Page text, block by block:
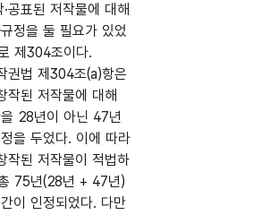
공표된 저작물에 대해
정을 둘 필요가 있었
제304조이다.
권법 제304조(a)항은
작된 저작물에 대해
28년이 아닌 47년
을 두었다. 이에 따라
작된 저작물이 적법하
75년(28년 + 47년)
이 인정되었다. 다만